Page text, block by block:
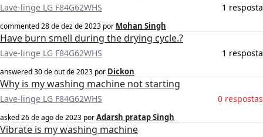
Lave-linge LG F84G62WHS 1 resposta
commented28 de dez de 2023 por Mohan Singh
Have burn smell during the drying cycle.?
Lave-linge LG F84G62WHS 1 resposta
answered30 de out de 2023 por Dickon
Why is my washing machine not starting
Lave-linge LG F84G62WHS 0 respostas
asked26 de ago de 2023 porAdarsh pratap Singh
Vibrate is my washing machine